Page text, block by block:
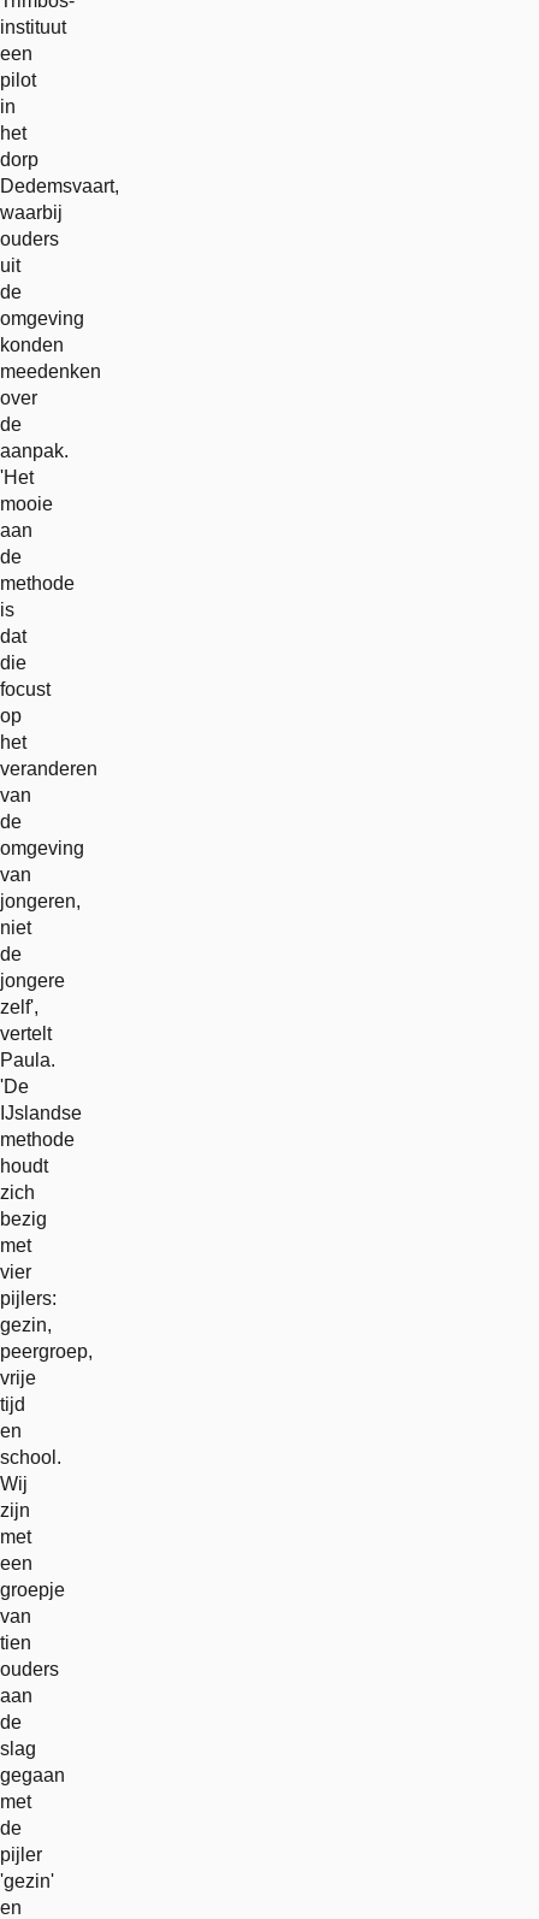
instituut
een
pilot
in
het
dorp
Dedemsvaart,
waarbij
ouders
uit
de
omgeving
konden
meedenken
over
de
aanpak.
'Het
mooie
aan
de
methode
is
dat
die
focust
op
het
veranderen
van
de
omgeving
van
jongeren,
niet
de
jongere
zelf',
vertelt
Paula.
'De
IJslandse
methode
houdt
zich
bezig
met
vier
pijlers:
gezin,
peergroep,
vrije
tijd
en
school.
Wij
zijn
met
een
groepje
van
tien
ouders
aan
de
slag
gegaan
met
de
pijler
'gezin'
en